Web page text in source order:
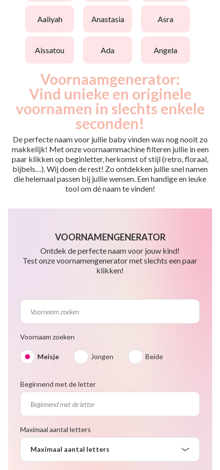
aaliyah anastasia asra
aissatou ada angela
Voornaamgenerator:
Vind unieke en originele
voornamen in slechts enkele
seconden!
De perfecte naam voor jullie baby vinden was nog nooit zo
makkelijk! Met onze voornaammachine filteren jullie in een
paar klikken op beginletter, herkomst of stijl (retro, floraal,
bijbels…). Wij doen de rest! Zo ontdekken jullie snel namen
die helemaal passen bij jullie wensen. Een handige en leuke
tool om dé naam te vinden!
VOORNAMENGENERATOR
Ontdek de perfecte naam voor jouw kind!
Test onze voornamengenerator met slechts een paar
klikken!
Voornaam zoeken
Meisje Jongen Beide
Beginnend met de letter
Maximaal aantal letters
Maximaal aantal letters